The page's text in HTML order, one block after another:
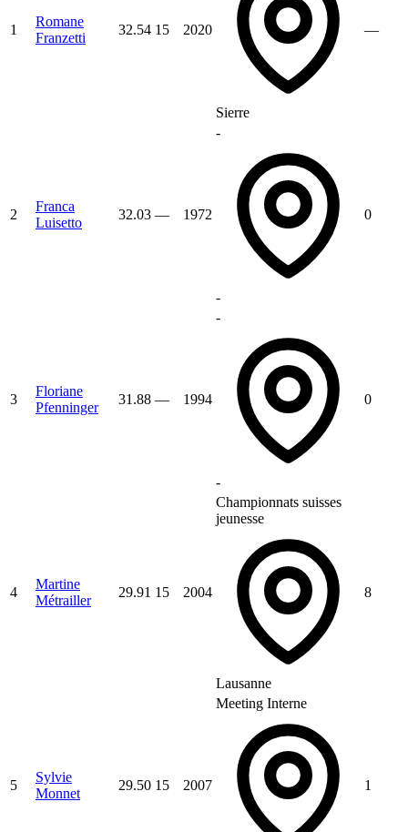
1
Romane
Franzetti
32.54 15 2020
Sierre
—
2
Franca
Luisetto
32.03 — 1972
-
-
0
3
Floriane
Pfenninger
31.88 — 1994
-
-
0
4
Martine
Métrailler
29.91 15 2004
Championnats suisses
jeunesse
Lausanne
8
5
Sylvie
Monnet
29.50 15 2007
Meeting Interne
1